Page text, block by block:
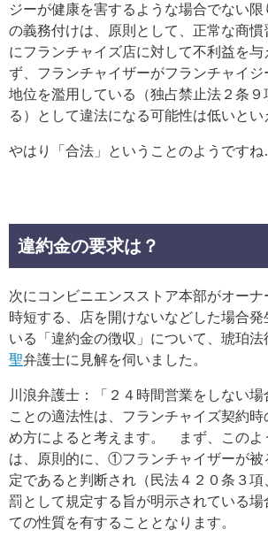
ジーが健康を害するような場合でない
の義務付けは、原則として、正常な商慣
にフランチャイズ店に対して不利益を与
ず、フランチャイザーがフランチャイジ
地位を濫用している（独占禁止法２条９
る）として違法になる可能性は低いとい
やはり「合法」ということのようですね
違約金の要求は？
次にコンビニエンスストア本部がオー
時短する、店を開けないなどした場合発
いる「違約金の徴収」について、琥珀法
聖弁護士に見解を伺いました。
川浪弁護士：「２４時間営業をしない
ことの適法性は、フランチャイズ契約
め方によると考えます。 まず、このよ
は、原則的に、①フランチャイザーが被
定であると判断され（民法４２０条３
罰として規定する旨が明示されている場
ての性質を有することとなります。